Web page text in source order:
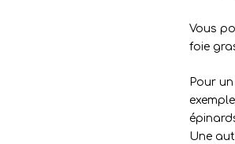
Vous
foie
Pour
Une